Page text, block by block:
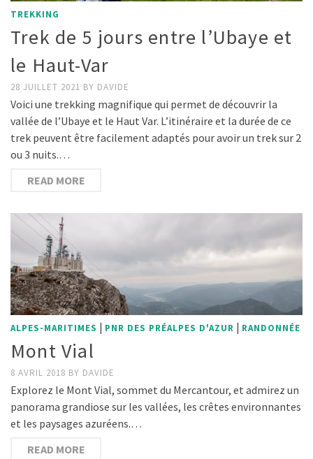
TREKKING
Trek de 5 jours entre l’Ubaye et
le Haut-Var
28 JUILLET 2021 BY DAVIDE
Voici une trekking magnifique qui permet de découvrir la
vallée de l’Ubaye et le Haut Var. L’itinéraire et la durée de ce
trek peuvent être facilement adaptés pour avoir un trek sur 2
ou 3 nuits.…
READ MORE
ALPES-MARITIMES | PNR DES PRÉALPES D'AZUR | RANDONNÉE
Mont Vial
8 AVRIL 2018 BY DAVIDE
Explorez le Mont Vial, sommet du Mercantour, et admirez un
panorama grandiose sur les vallées, les crêtes environnantes
et les paysages azuréens.…
READ MORE